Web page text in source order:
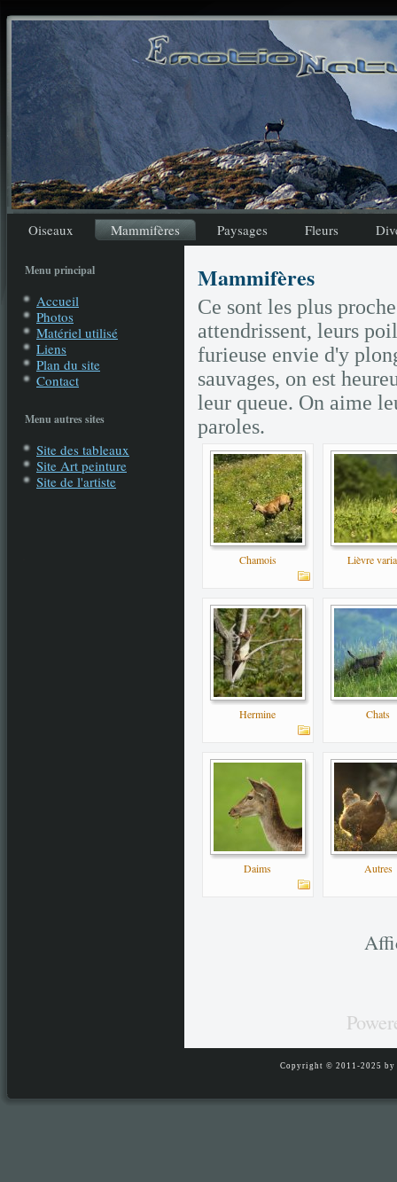
Oiseaux Mammifères Paysages Fleurs
Menu principal
Accueil
Photos
Matériel utilisé
Liens
Plan du site
Contact
Menu autres sites
Site des tableaux
Site Art peinture
Site de l'artiste
Mammifères
Ce sont les plus
attendrissent, leurs
furieuse envie d'y
sauvages, on est
leur queue. On aime
paroles.
Chamois Lièvre
Hermine Chats
Daims Autres
Copyright © 2011-2025 by